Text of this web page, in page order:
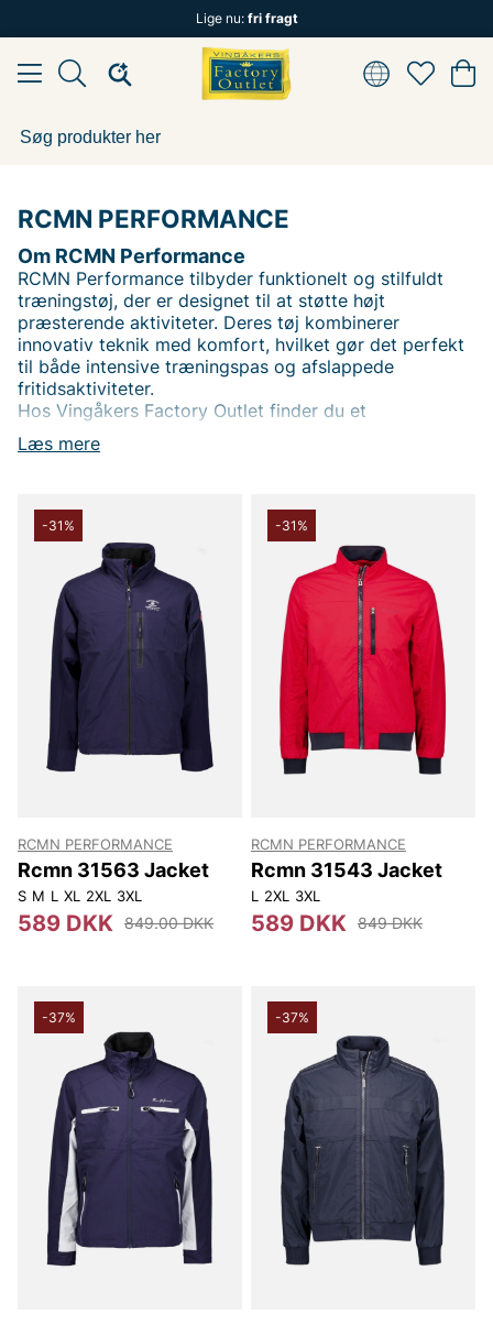
Lige nu: fri fragt
RCMN PERFORMANCE
Læs mere
Om RCMN Performance
RCMN Performance tilbyder funktionelt og stilfuldt
træningstøj, der er designet til at støtte højt
præsterende aktiviteter. Deres tøj kombinerer
innovativ teknik med komfort, hvilket gør det perfekt
til både intensive træningspas og afslappede
fritidsaktiviteter.
Hos Vingåkers Factory Outlet finder du et
omhyggeligt udvalgt sortiment af RCMN
PERFORMANCE-tøj, som giver dig både
-31%
RCMN PERFORMANCE
Rcmn 31563 Jacket
S M L XL 2XL 3XL
589 DKK 849.00 DKK
-31%
RCMN PERFORMANCE
Rcmn 31543 Jacket
L 2XL 3XL
589 DKK 849 DKK
-37% -37%